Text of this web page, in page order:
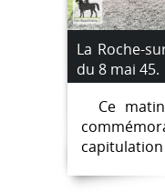
La Roche-
du 8 mai 45.
Ce
capitulation